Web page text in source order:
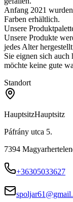
Anfang 2021
Farben erhältlich.
Unsere
Unsere Produkte
jedes Alter
Sie eignen sich auch
möchte keine gute
Standort
HauptsitzHauptsitz
Páfrány utca 5.
7394
+36305033627